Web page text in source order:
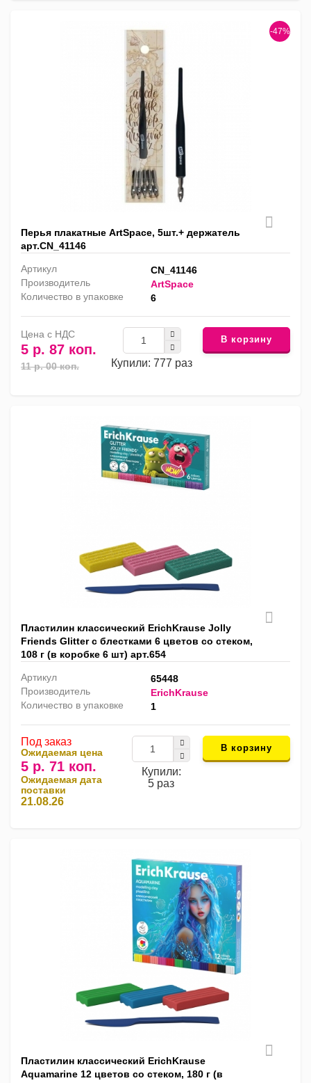
-47%
Перья плакатные ArtSpace, 5шт.+ держатель
арт.CN_41146
Артикул
CN_41146
Производитель
ArtSpace
Количество в упаковке
6
Цена с НДС
5 р. 87 коп.
11 р. 00 коп. Купили: 777 раз
В корзину
Пластилин классический ErichKrause Jolly
Friends Glitter с блестками 6 цветов со стеком,
108 г (в коробке 6 шт) арт.654
Артикул
65448
Производитель
ErichKrause
Количество в упаковке
1
Под заказ
Ожидаемая цена
5 р. 71 коп.
Ожидаемая дата
поставки
21.08.26
Купили:
5 раз
В корзину
Пластилин классический ErichKrause
Aquamarine 12 цветов со стеком, 180 г (в